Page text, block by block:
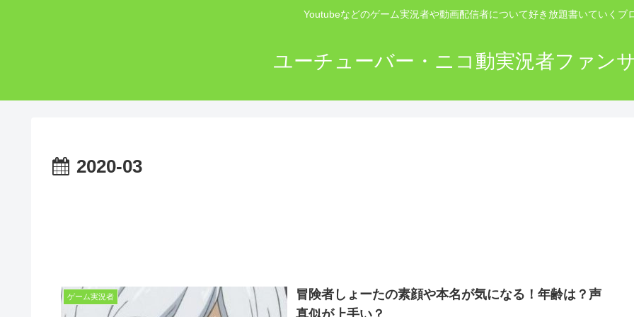
Youtubeなどのゲーム実況者や動画配信者について好き放題書いていくブ
ユーチューバー・ニコ動実況者ファン
2020-03
ゲーム実況者
冒険者しょーたの素顔や本名が気になる！年齢は？声